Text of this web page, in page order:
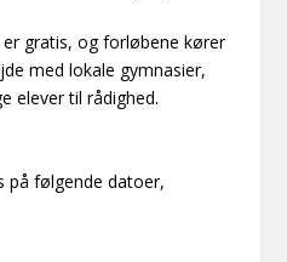
er gratis, og forløbene kører
med lokale gymnasier,
elever til rådighed.
på følgende datoer,